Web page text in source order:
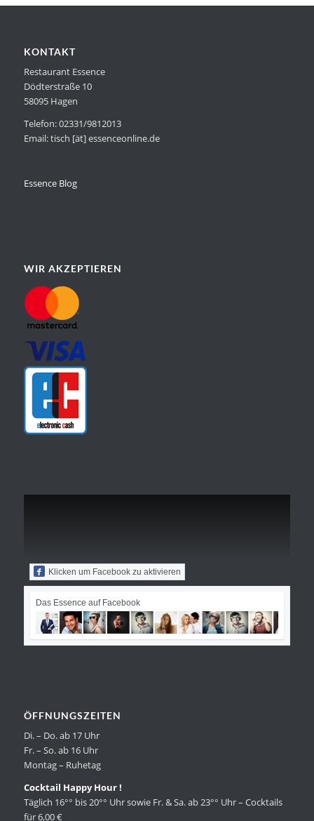
KONTAKT
Restaurant Essence
Dödterstraße 10
58095 Hagen
Telefon: 02331/9812013
Email: tisch [ät] essenceonline.de
Essence Blog
WIR AKZEPTIEREN
Klicken um Facebook zu aktivieren
Das Essence auf Facebook
ÖFFNUNGSZEITEN
Di. – Do. ab 17 Uhr
Fr. – So. ab 16 Uhr
Montag – Ruhetag
Cocktail Happy Hour !
Täglich 16°° bis 20°° Uhr sowie Fr. & Sa. ab 23°° Uhr – Cocktails
für 6,00 €